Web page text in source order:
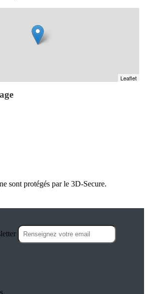
Leaflet
sont protégés par le 3D-Secure.